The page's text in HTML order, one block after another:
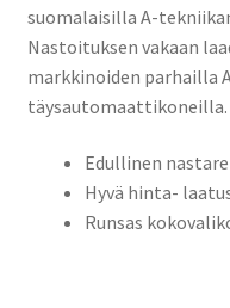
suomalaisilla A-
Nastoituksen vakaan
markkinoiden parhailla
täysautomaattikoneilla.
Edullinen
Hyvä hinta-
Runsas